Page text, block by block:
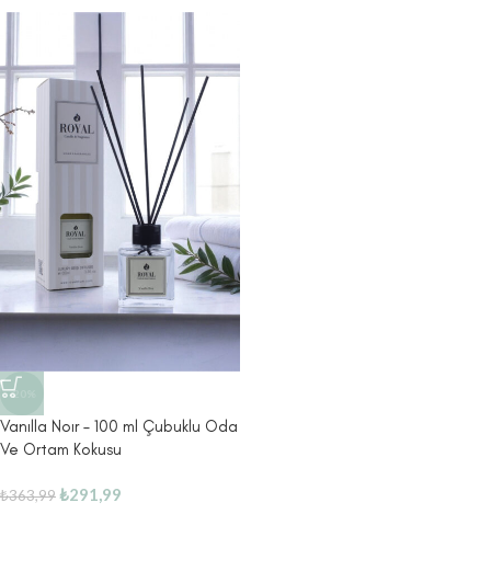
-20%
Vanılla Noır – 100 ml Çubuklu Oda
Ve Ortam Kokusu
₺363,99₺291,99